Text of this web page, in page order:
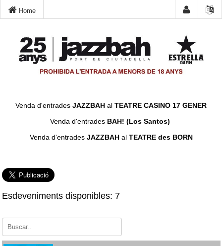
Home
Venda d'entrades JAZZBAH al TEATRE CASINO 17 GENER
Venda d'entrades BAH! (Los Santos)
Venda d'entrades JAZZBAH al TEATRE des BORN
Esdeveniments disponibles: 7